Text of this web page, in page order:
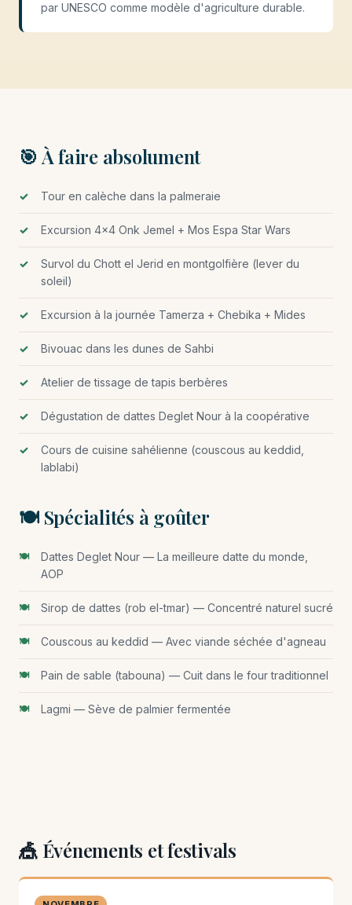
par UNESCO comme modèle d'agriculture durable.
🎯 À faire absolument
Tour en calèche dans la palmeraie
Excursion 4×4 Onk Jemel + Mos Espa Star Wars
Survol du Chott el Jerid en montgolfière (lever du
soleil)
Excursion à la journée Tamerza + Chebika + Mides
Bivouac dans les dunes de Sahbi
Atelier de tissage de tapis berbères
Dégustation de dattes Deglet Nour à la coopérative
Cours de cuisine sahélienne (couscous au keddid,
lablabi)
🍽️ Spécialités à goûter
Dattes Deglet Nour — La meilleure datte du monde,
AOP
Sirop de dattes (rob el-tmar) — Concentré naturel sucré
Couscous au keddid — Avec viande séchée d'agneau
Pain de sable (tabouna) — Cuit dans le four traditionnel
Lagmi — Sève de palmier fermentée
🎪 Événements et festivals